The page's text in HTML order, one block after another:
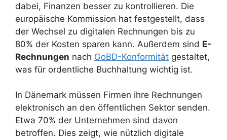
dabei, Finanzen besser zu kontrollieren. Die
europäische Kommission hat festgestellt, dass
der Wechsel zu digitalen Rechnungen bis zu
80% der Kosten sparen kann. Außerdem sind E-
Rechnungen nach GoBD-Konformität gestaltet,
was für ordentliche Buchhaltung wichtig ist.
In Dänemark müssen Firmen ihre Rechnungen
elektronisch an den öffentlichen Sektor senden.
Etwa 70% der Unternehmen sind davon
betroffen. Dies zeigt, wie nützlich digitale